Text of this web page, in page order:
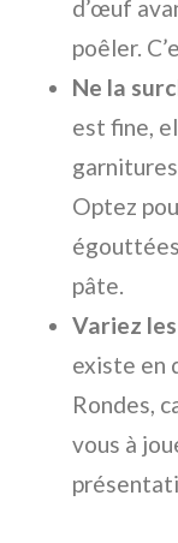
d’œuf
poêler.
Ne la
est fine,
Optez
pâte.
Variez
existe en
Rondes,
vous à